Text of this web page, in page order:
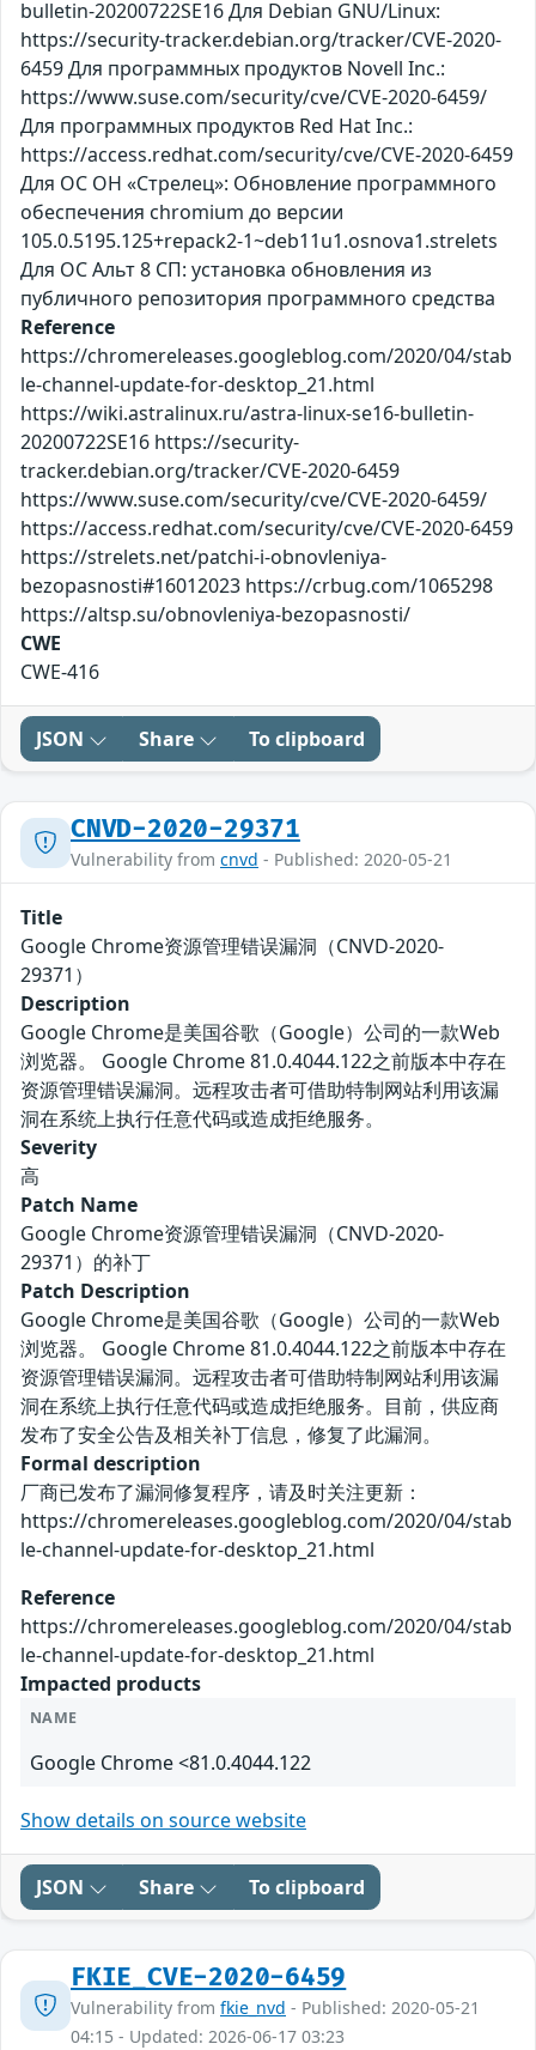
bulletin-20200722SE16 Для Debian GNU/Linux:
https://security-tracker.debian.org/tracker/CVE-2020-
6459 Для программных продуктов Novell Inc.:
https://www.suse.com/security/cve/CVE-2020-6459/
Для программных продуктов Red Hat Inc.:
https://access.redhat.com/security/cve/CVE-2020-6459
Для ОС ОН «Стрелец»: Обновление программного
обеспечения chromium до версии
105.0.5195.125+repack2-1~deb11u1.osnova1.strelets
Для ОС Альт 8 СП: установка обновления из
публичного репозитория программного средства
Reference
https://chromereleases.googleblog.com/2020/04/stab
le-channel-update-for-desktop_21.html
https://wiki.astralinux.ru/astra-linux-se16-bulletin-
20200722SE16 https://security-
tracker.debian.org/tracker/CVE-2020-6459
https://www.suse.com/security/cve/CVE-2020-6459/
https://access.redhat.com/security/cve/CVE-2020-6459
https://strelets.net/patchi-i-obnovleniya-
bezopasnosti#16012023 https://crbug.com/1065298
https://altsp.su/obnovleniya-bezopasnosti/
CWE
CWE-416
JSON Share To clipboard
CNVD-2020-29371
Vulnerability from cnvd - Published: 2020-05-21
Title
Google Chrome资源管理错误漏洞（CNVD-2020-
29371）
Description
Google Chrome是美国谷歌（Google）公司的一款Web
浏览器。 Google Chrome 81.0.4044.122之前版本中存在
资源管理错误漏洞。远程攻击者可借助特制网站利用该漏
洞在系统上执行任意代码或造成拒绝服务。
Severity
高
Patch Name
Google Chrome资源管理错误漏洞（CNVD-2020-
29371）的补丁
Patch Description
Google Chrome是美国谷歌（Google）公司的一款Web
浏览器。 Google Chrome 81.0.4044.122之前版本中存在
资源管理错误漏洞。远程攻击者可借助特制网站利用该漏
洞在系统上执行任意代码或造成拒绝服务。目前，供应商
发布了安全公告及相关补丁信息，修复了此漏洞。
Formal description
厂商已发布了漏洞修复程序，请及时关注更新：
https://chromereleases.googleblog.com/2020/04/stab
le-channel-update-for-desktop_21.html
Reference
https://chromereleases.googleblog.com/2020/04/stab
le-channel-update-for-desktop_21.html
Impacted products
NAME
Google Chrome <81.0.4044.122
Show details on source website
JSON Share To clipboard
FKIE_CVE-2020-6459
Vulnerability from fkie_nvd - Published: 2020-05-21
04:15 - Updated: 2026-06-17 03:23